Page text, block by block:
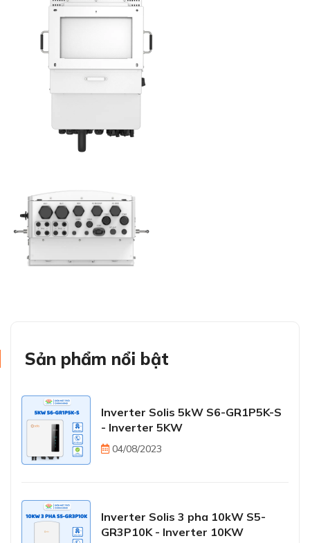
Sản phẩm nổi bật
Inverter Solis 5kW S6-GR1P5K-S
- Inverter 5KW
04/08/2023
Inverter Solis 3 pha 10kW S5-
GR3P10K - Inverter 10KW